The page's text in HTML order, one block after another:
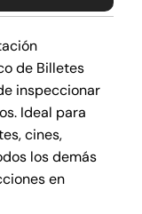
de Billetes
inspeccionar
Ideal para
cines,
los demás
en